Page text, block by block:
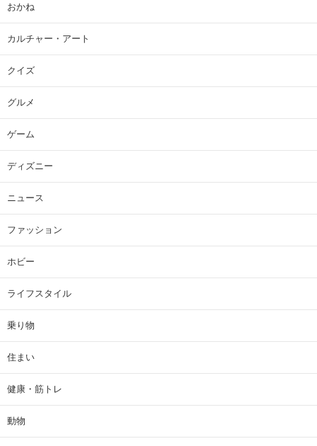
おかね
カルチャー・アート
クイズ
グルメ
ゲーム
ディズニー
ニュース
ファッション
ホビー
ライフスタイル
乗り物
住まい
健康・筋トレ
動物